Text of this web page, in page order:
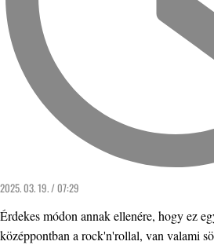
2025. 03. 19. / 07:29
Érdekes módon annak ellenére, hogy ez
középpontban a rock'n'rollal, van valami